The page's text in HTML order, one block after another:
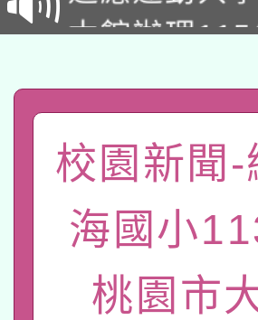
招)
本館辦理
礎課程
A3數位素養
「數位內容
pilot」
有關大陸委
薪期間赴陸
轉知經濟部
業技術研究
115年8月
校園新聞
海國小
桃園市